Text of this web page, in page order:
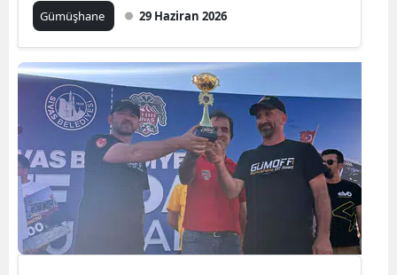
Edirne
Elazığ
Erzincan
Erzurum
Eskişehir
Gaziantep
Giresun
Gümüşhane 29 Haziran 2026